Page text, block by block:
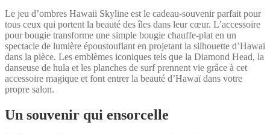
Le jeu d’ombres Hawaii Skyline est le cadeau-souvenir parfait pour
tous ceux qui portent la beauté des îles dans leur cœur. L’accessoire
pour bougie transforme une simple bougie chauffe-plat en un
spectacle de lumière époustouflant en projetant la silhouette d’Hawaï
dans la pièce. Les emblèmes iconiques tels que la Diamond Head, la
danseuse de hula et les planches de surf prennent vie grâce à cet
accessoire magique et font entrer la beauté d’Hawaï dans votre
propre salon.
Un souvenir qui ensorcelle